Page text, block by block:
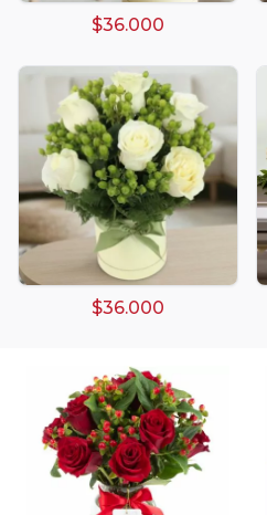
$36.000
$36.000
Arreglos
Arreglos de
Arreglos
Arreglos
Arreglos florales
Arreglos
Arreglos florales
Arreglos